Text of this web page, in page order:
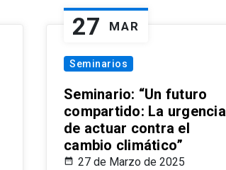
27 MAR
Seminarios
Seminario: “Un futuro
compartido: La urgencia
de actuar contra el
cambio climático”
27 de Marzo de 2025